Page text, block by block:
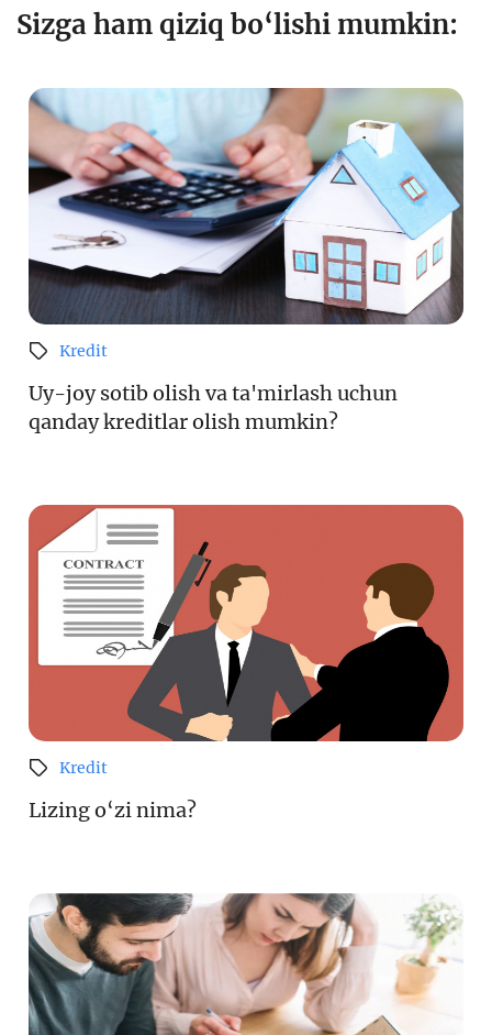
Sizga ham qiziq bo‘lishi mumkin:
Kredit
Uy-joy sotib olish va ta'mirlash uchun
qanday kreditlar olish mumkin?
Kredit
Lizing o‘zi nima?